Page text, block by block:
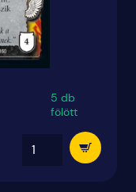
5 db
fölött